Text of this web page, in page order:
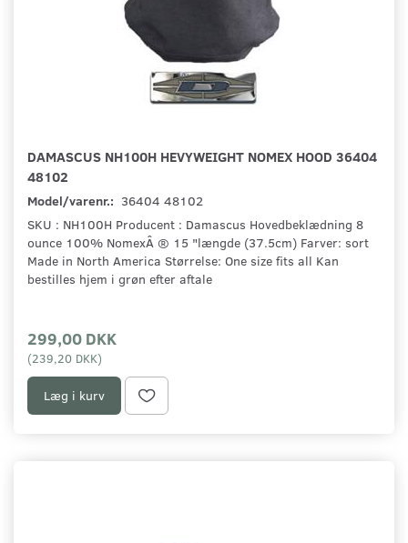
DAMASCUS NH100H HEVYWEIGHT NOMEX HOOD 36404
48102
Model/varenr.: 36404 48102
SKU : NH100H Producent : Damascus Hovedbeklædning 8
ounce 100% NomexÂ ® 15 "længde (37.5cm) Farver: sort
Made in North America Størrelse: One size fits all Kan
bestilles hjem i grøn efter aftale
299,00 DKK
(239,20 DKK)
Læg i kurv